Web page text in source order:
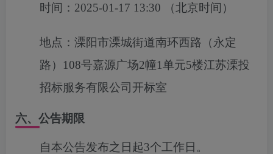
时间： 2025-01-17 13:30 （北京时间）
地点： 溧阳市溧城街道南环西路（永定
路）108号嘉源广场2幢1单元5楼江苏溧投
招标服务有限公司开标室
六、公告期限
自本公告发布之日起3个工作日。